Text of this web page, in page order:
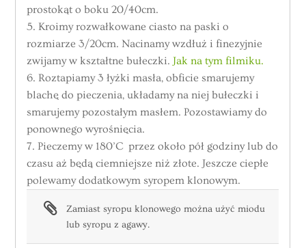
prostokąt o boku 20/40cm.
5. Kroimy rozwałkowane ciasto na paski o
rozmiarze 3/20cm. Nacinamy wzdłuż i finezyjnie
zwijamy w kształtne bułeczki.Jak na tym filmiku.
6. Roztapiamy 3 łyżki masła, obficie smarujemy
blachę do pieczenia, układamy na niej bułeczki i
smarujemy pozostałym masłem. Pozostawiamy do
ponownego wyrośnięcia.
7. Pieczemy w 180’C przez około pół godziny lub do
czasu aż będą ciemniejsze niż złote. Jeszcze ciepłe
polewamy dodatkowym syropem klonowym.
Zamiast syropu klonowego można użyć miodu
lub syropu z agawy.